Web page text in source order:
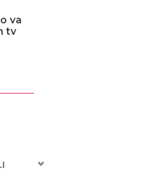
va
tv